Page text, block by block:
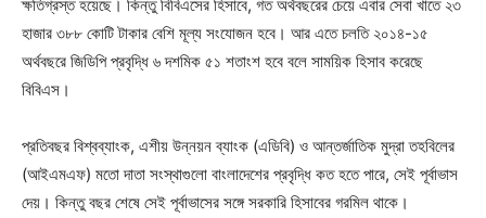
ক্ষতিগ্রস্ত হয়েছে। কিন্তু বিবিএসের হিসাবে, গত অর্থবছরের চেয়ে এবার সেবা খাতে ২৩
হাজার ৩৮৮ কোটি টাকার বেশি মূল্য সংযোজন হবে। আর এতে চলতি ২০১৪-১৫
অর্থবছরে জিডিপি প্রবৃদ্ধি ৬ দশমিক ৫১ শতাংশ হবে বলে সাময়িক হিসাব করেছে
বিবিএস।
প্রতিবছর বিশ্বব্যাংক, এশীয় উন্নয়ন ব্যাংক (এডিবি) ও আন্তর্জাতিক মুদ্রা তহবিলের
(আইএমএফ) মতো দাতা সংস্থাগুলো বাংলাদেশের প্রবৃদ্ধি কত হতে পারে, সেই পূর্বাভাস
দেয়। কিন্তু বছর শেষে সেই পূর্বাভাসের সঙ্গে সরকারি হিসাবের গরমিল থাকে।